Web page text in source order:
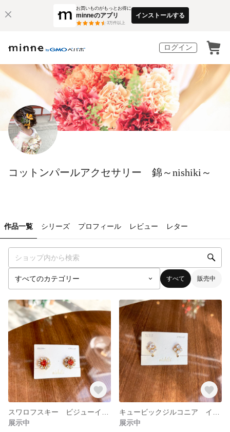
お買いものがもっとお得に
minneのアプリ
3万件以上
インストールする
ログイン
コットンパールアクセサリー 錦～nishiki～
作品一覧 シリーズ プロフィール レビュー レター
すべて 販売中
展示中
展示中